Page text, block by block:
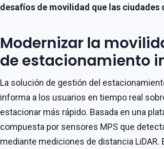
desafíos de movilidad que las ciudades
Modernizar la
de estacionamiento
La solución de gestión del
informa a los usuarios en tiempo real
estacionar más rápido. Basada en una
compuesta por sensores MPS que
mediante mediciones de distancia